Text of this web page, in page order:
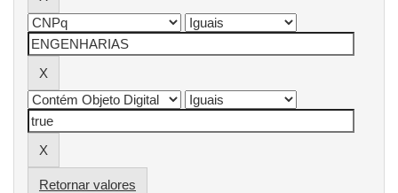
Retornar valores